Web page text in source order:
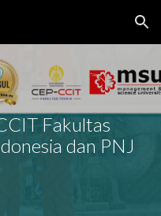
Skip to navigation
Fakultas
dan PNJ